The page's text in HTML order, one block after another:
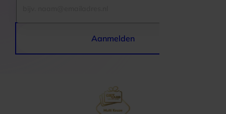
Aanmelden